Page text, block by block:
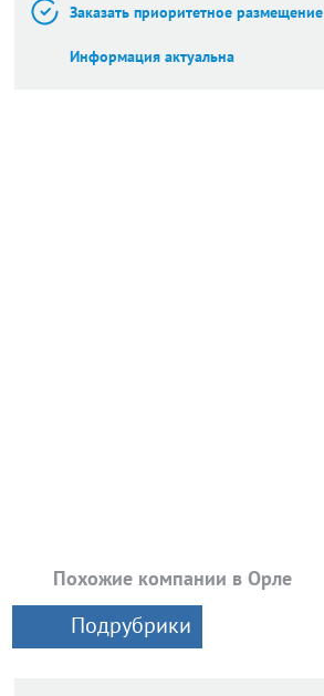
Заказать приоритетное размещение
Информация актуальна
Похожие компании в Орле
Подрубрики